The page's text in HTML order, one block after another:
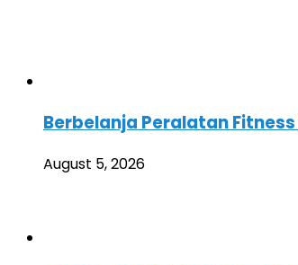
Berbelanja Peralatan
August 5, 2026